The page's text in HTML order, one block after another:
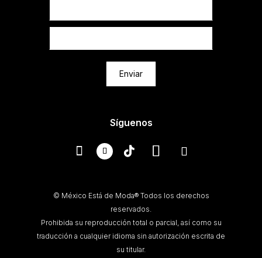
Enviar
Síguenos
© México Está de Moda® Todos los derechos
reservados.
Prohibida su reproducción total o parcial, así como su
traducción a cualquier idioma sin autorización escrita de
su titular.